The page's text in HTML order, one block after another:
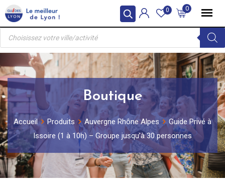
Skip
to
content
0
0
Recherche
produits
Boutique
Accueil Produits Auvergne Rhône Alpes
Guide Privé à
Issoire (1 à 10h) – Groupe jusqu’à 30 personnes